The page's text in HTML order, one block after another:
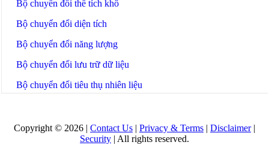
Bộ chuyển đổi thể tích khô
Bộ chuyển đổi diện tích
Bộ chuyển đổi năng lượng
Bộ chuyển đổi lưu trữ dữ liệu
Bộ chuyển đổi tiêu thụ nhiên liệu
Bộ chuyển đổi áp suất
Bộ chuyển đổi tốc độ
Copyright © 2026 | Contact Us | Privacy & Terms | Disclaimer|
Security | All rights reserved.